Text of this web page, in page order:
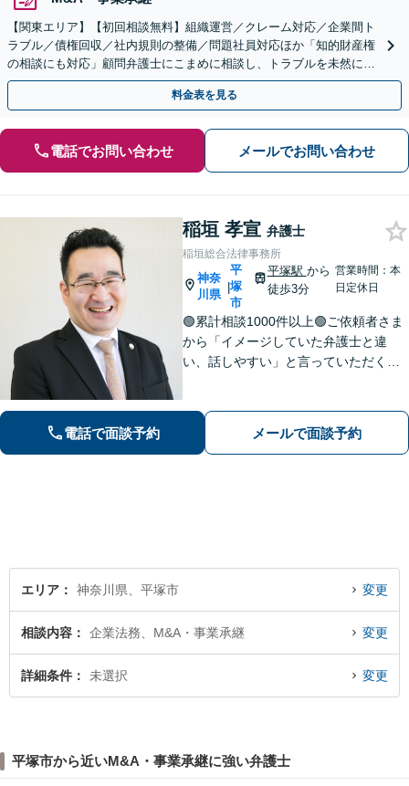
【関東エリア】【初回相談無料】組織運営／クレーム対応／企業間ト
ラブル／債権回収／社内規則の整備／問題社員対応ほか「知的財産権
の相談にも対応」顧問弁護士にこまめに相談し、トラブルを未然に防
ぎましょう【休日・夜間相談可】【有楽町駅1分】
料金表を見る
電話でお問い合わせ メールでお問い合わせ
稲垣 孝宣 弁護士
稲垣総合法律事務所
神奈
川県
|
平
塚
市
平塚駅 から
徒歩3分
営業時間：本
日定休日
🟢累計相談1000件以上🟢ご依頼者さま
から「イメージしていた弁護士と違
い、話しやすい」と言っていただくこ
ニケーションをいたします！【債務整
理のご相談は何度でも無料】【平塚駅3
電話で面談予約 メールで面談予約
エリア 神奈川県、平塚市 変更
相談内容 企業法務、M&A・事業承継 変更
詳細条件 未選択 変更
平塚市から近いM&A・事業承継に強い弁護士